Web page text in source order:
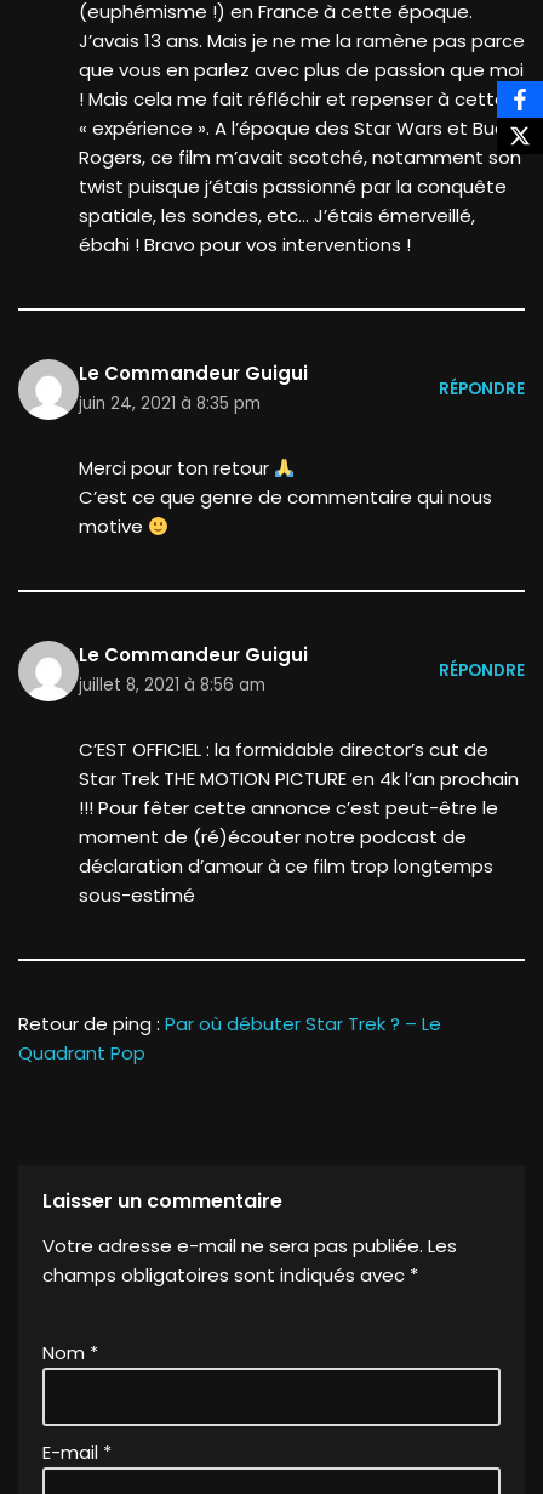
(euphémisme !) en France à cette époque.
J’avais 13 ans. Mais je ne me la ramène pas parce
que vous en parlez avec plus de passion que moi
! Mais cela me fait réfléchir et repenser à cette
« expérience ». A l’époque des Star Wars et Buck
Rogers, ce film m’avait scotché, notamment son
twist puisque j’étais passionné par la conquête
spatiale, les sondes, etc… J’étais émerveillé,
ébahi ! Bravo pour vos interventions !
Le Commandeur Guigui
juin 24, 2021 à 8:35 pm
RÉPONDRE
Merci pour ton retour
C’est ce que genre de commentaire qui nous
motive
Le Commandeur Guigui
juillet 8, 2021 à 8:56 am
RÉPONDRE
C’EST OFFICIEL : la formidable director’s cut de
Star Trek THE MOTION PICTURE en 4k l’an prochain
!!! Pour fêter cette annonce c’est peut-être le
moment de (ré)écouter notre podcast de
déclaration d’amour à ce film trop longtemps
sous-estimé
Retour de ping : Par où débuter Star Trek ? – Le
Quadrant Pop
Laisser un commentaire
Votre adresse e-mail ne sera pas publiée. Les
champs obligatoires sont indiqués avec *
Nom *
E-mail *
A
lt
n
ti
v
e